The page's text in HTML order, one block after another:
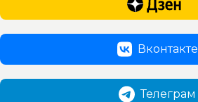
Вконтакте
Телеграм